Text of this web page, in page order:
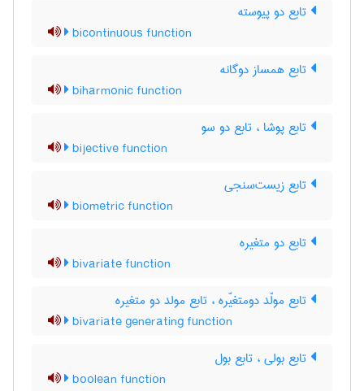
تابع دو پیوسته
bicontinuous function
تابع همساز دوگانه
biharmonic function
تابع پوشا ، تابع دو سو
bijective function
تابع زیست‌سنجی
biometric function
تابع دو متغیره
bivariate function
تابع مولّد دومتغیّره ، تابع مولد دو متغیره
bivariate generating function
تابع بولی ، تابع بول
boolean function